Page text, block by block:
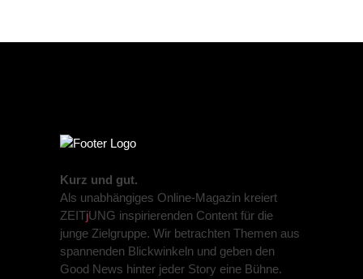
Kurz und gut.
Als unabhängiges Online-Magazin kreiert
ZEITjUNG inspirierenden Content für die
junge Zielgruppe. Wir betrachten Themen aus
spannenden Blickwinkeln und geben den
Good News hinter jeder Story eine Bühne.